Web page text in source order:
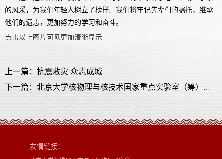
的风采，为我们年轻人树立了榜样。我们将牢记先辈们的嘱托，继承
他们的遗志，更加努力的学习和奋斗。
点击以上图片可见更加清晰显示
上一篇：抗震救灾 众志成城
友情链接：